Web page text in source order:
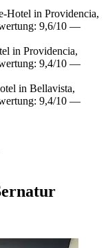
Hotel in Providencia,
9,6/10 —
in Providencia,
9,4/10 —
in Bellavista,
9,4/10 —